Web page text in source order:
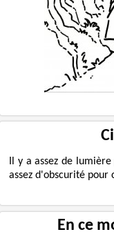
Il y a assez de
assez d'obscurité pour
En ce